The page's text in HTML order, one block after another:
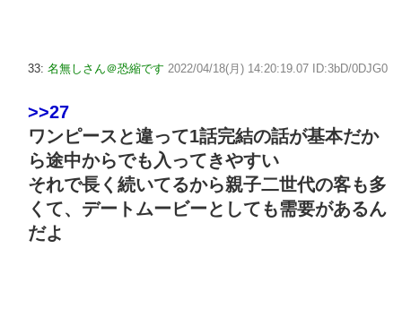
33: 名無しさん＠恐縮です 2022/04/18(月) 14:20:19.07 ID:3bD/0DJG0
>>27
ワンピースと違って1話完結の話が基本だか
ら途中からでも入ってきやすい
それで長く続いてるから親子二世代の客も多
くて、デートムービーとしても需要があるん
だよ